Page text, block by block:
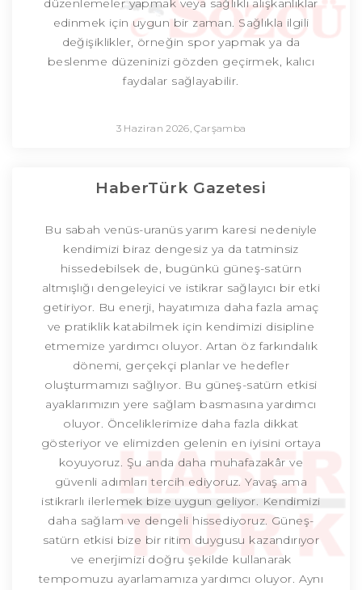
düzenlemeler yapmak veya sağlıklı alışkanlıklar
edinmek için uygun bir zaman. Sağlıkla ilgili
değişiklikler, örneğin spor yapmak ya da
beslenme düzeninizi gözden geçirmek, kalıcı
faydalar sağlayabilir.
3 Haziran 2026, Çarşamba
HaberTürk Gazetesi
Bu sabah venüs-uranüs yarım karesi nedeniyle
kendimizi biraz dengesiz ya da tatminsiz
hissedebilsek de, bugünkü güneş-satürn
altmışlığı dengeleyici ve istikrar sağlayıcı bir etki
getiriyor. Bu enerji, hayatımıza daha fazla amaç
ve pratiklik katabilmek için kendimizi disipline
etmemize yardımcı oluyor. Artan öz farkındalık
dönemi, gerçekçi planlar ve hedefler
oluşturmamızı sağlıyor. Bu güneş-satürn etkisi
ayaklarımızın yere sağlam basmasına yardımcı
oluyor. Önceliklerimize daha fazla dikkat
gösteriyor ve elimizden gelenin en iyisini ortaya
koyuyoruz. Şu anda daha muhafazakâr ve
güvenli adımları tercih ediyoruz. Yavaş ama
istikrarlı ilerlemek bize uygun geliyor. Kendimizi
daha sağlam ve dengeli hissediyoruz. Güneş-
satürn etkisi bize bir ritim duygusu kazandırıyor
ve enerjimizi doğru şekilde kullanarak
tempomuzu ayarlamamıza yardımcı oluyor. Aynı